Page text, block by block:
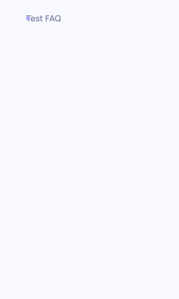
Test FAQ